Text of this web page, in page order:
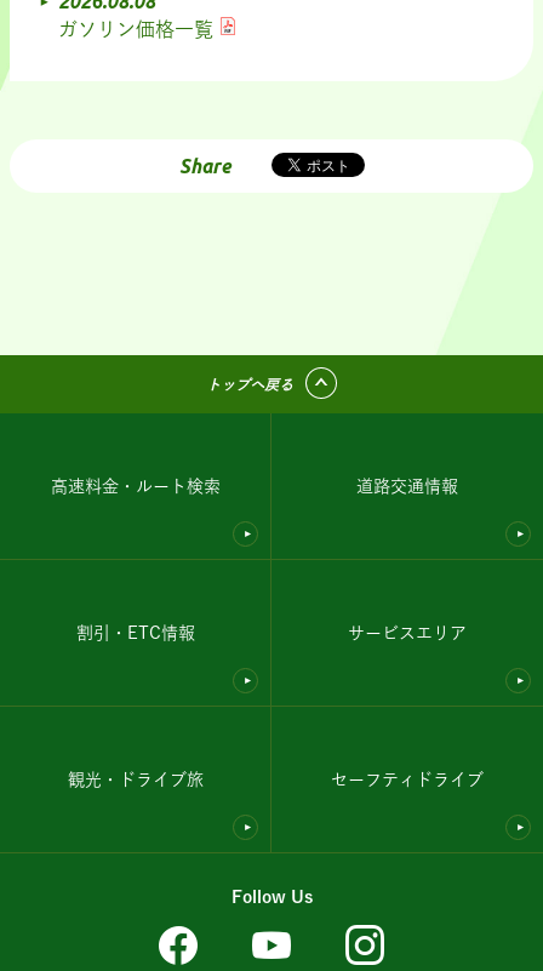
ガソリン価格一覧
Share
トップへ戻る
高速料金・ルート検索 道路交通情報
割引・ETC情報 サービスエリア
観光・ドライブ旅 セーフティドライブ
Follow Us